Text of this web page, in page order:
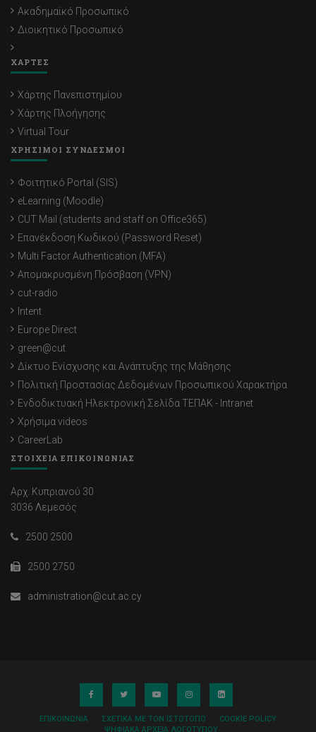
Ακαδημαϊκό Προσωπικό
Διοικητικό Προσωπικό
ΧΑΡΤΕΣ
Χάρτης Πανεπιστημίου
Χάρτης Πλοήγησης
Virtual Tour
ΧΡΗΣΙΜΟΙ ΣΥΝΔΕΣΜΟΙ
Φοιτητικό Portal (SIS)
eLearning (Moodle)
CUT Mail (students and staff on Office365)
Επανέκδοση Κωδικού (Password Reset)
Multi Factor Authentication (MFA)
Απομακρυσμένη Πρόσβαση (VPN)
cut-radio
Intent
Europe Direct
green@cut
Δίκτυο Ενίσχυσης και Ανάπτυξης της Μάθησης
Πολιτική Προστασίας Δεδομένων Προσωπικού Χαρακτήρα
Ενδοδικτυακή Ηλεκτρονική Σελίδα ΤΕΠΑΚ - Intranet
Χρήσιμα videos
CareerLab
ΣΤΟΙΧΕΙΑ ΕΠΙΚΟΙΝΩΝΙΑΣ
Αρχ. Κυπριανού 30
3036 Λεμεσός
2500 2500
2500 2750
administration@cut.ac.cy
ΕΠΙΚΟΙΝΩΝΊΑ ΣΧΕΤΙΚΆ ΜΕ ΤΟΝ ΙΣΤΌΤΟΠΟ
COOKIE POLICY
ΨΗΦΙΑΚΆ ΑΡΧΕΊΑ ΛΟΓΌΤΥΠΟΥ